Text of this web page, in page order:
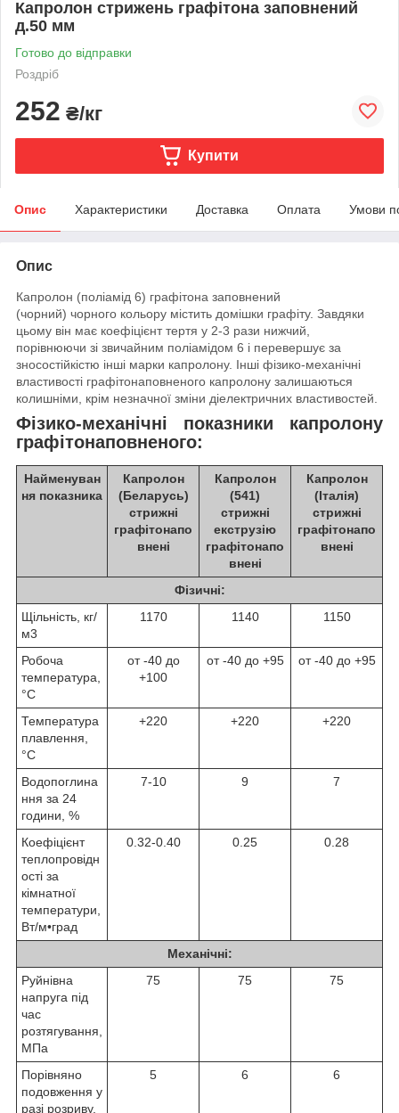
Капролон стрижень графітона заповнений
д.50 мм
Готово до відправки
Роздріб
252 ₴/кг
Купити
Опис Характеристики Доставка Оплата Умови
Опис
Капролон (поліамід 6) графітона заповнений
(чорний) чорного кольору містить домішки графіту. Завдяки
цьому він має коефіцієнт тертя у 2-3 рази нижчий,
порівнюючи зі звичайним поліамідом 6 і перевершує за
зносостійкістю інші марки капролону. Інші фізико-механічні
властивості графітонаповненого капролону залишаються
колишніми, крім незначної зміни діелектричних властивостей.
Фізико-механічні показники капролону
графітонаповненого:
Найменуван
ня показника
Капролон
(Беларусь)
стрижні
графітонапо
внені
Капролон
(541)
стрижні
екструзію
графітонапо
внені
Капролон
(Італія)
стрижні
графітонапо
внені
Фізичні:
Щільність, кг/
м3
1170 1140 1150
Робоча
температура,
°С
от -40 до
+100
от -40 до +95 от -40 до +95
Температура
плавлення,
°C
+220 +220 +220
Водопоглина
ння за 24
години, %
7-10 9 7
Коефіцієнт
теплопровідн
ості за
кімнатної
температури,
Вт/м•град
0.32-0.40 0.25 0.28
Механічні:
Руйнівна
напруга під
час
розтягування,
МПа
75 75 75
Порівняно
подовження у
разі розриву,
5 6 6